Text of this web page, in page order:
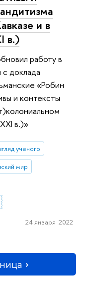
и в
в.)
работу в
доклада
«Робин
и контексты
в.)»
ученого
мир
24 января 2022